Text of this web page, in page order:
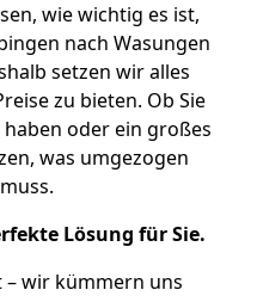
wie wichtig es ist,
nach Wasungen
setzen wir alles
zu bieten. Ob Sie
oder ein großes
was umgezogen
Lösung für Sie.
– wir kümmern uns